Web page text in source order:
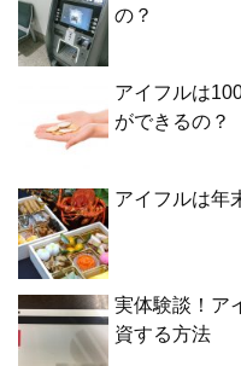
の？
アイフルは
ができるの？
アイフルは年
実体験談！ア
資する方法